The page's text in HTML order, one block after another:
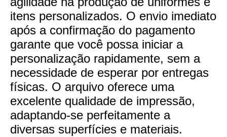
itens personalizados. O envio imediato
após a confirmação do pagamento
garante que você possa iniciar a
personalização rapidamente, sem a
necessidade de esperar por entregas
físicas. O arquivo oferece uma
excelente qualidade de impressão,
adaptando-se perfeitamente a
diversas superfícies e materiais.